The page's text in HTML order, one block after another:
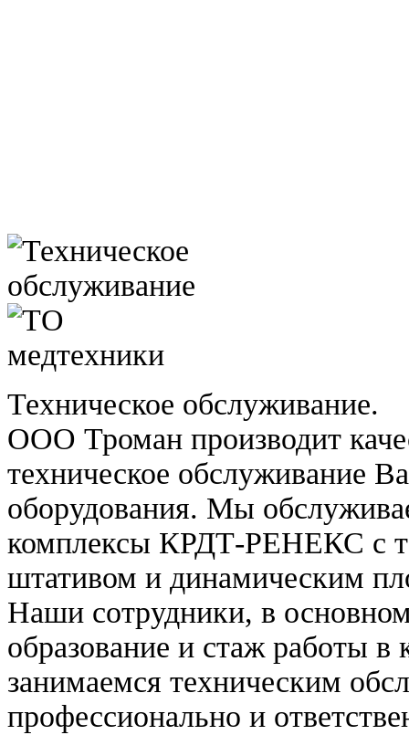
Техническое обслуживание.
ООО Троман производит
техническое обслуживание
оборудования. Мы
комплексы КРДТ-РЕНЕКС с
штативом и динамическим
Наши сотрудники, в
образование и стаж работы
занимаемся техническим
профессионально и